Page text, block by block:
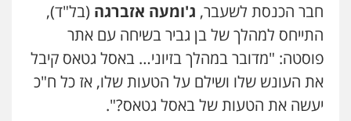
חבר הכנסת לשעבר, ג'ומעה אזברגה (בל"ד),
התייחס למהלך של בן גביר בשיחה עם אתר
פוסטה: "מדובר במהלך בזיוני… באסל גטאס קיבל
את העונש שלו ושילם על הטעות שלו, אז כל ח"כ
יעשה את הטעות של באסל גטאס?".